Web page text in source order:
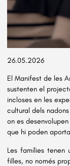
26.05.2026
El Manifest de les
sustenten el
incloses en les
cultural dels
on es
que hi poden
Les famílies tenen
filles, no només